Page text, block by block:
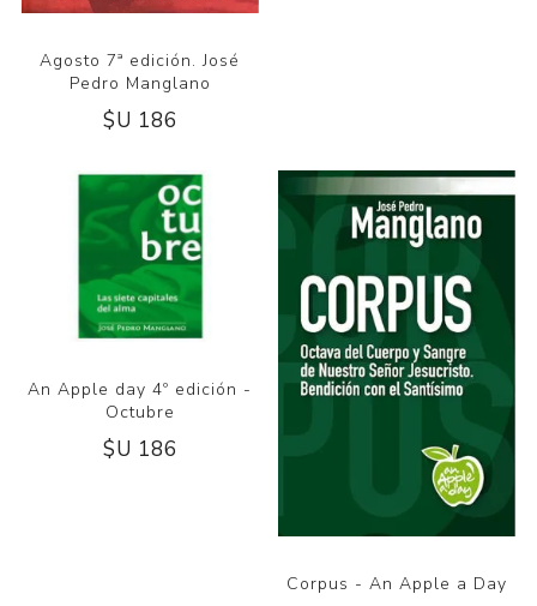
Agosto 7ª edición. José
Pedro Manglano
$U 186
An Apple day 4º edición -
Octubre
$U 186
Corpus - An Apple a Day